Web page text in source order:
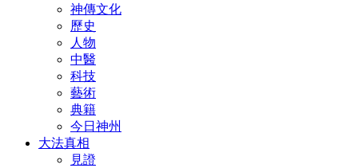
神傳文化
歷史
人物
中醫
科技
藝術
典籍
今日神州
大法真相
見證